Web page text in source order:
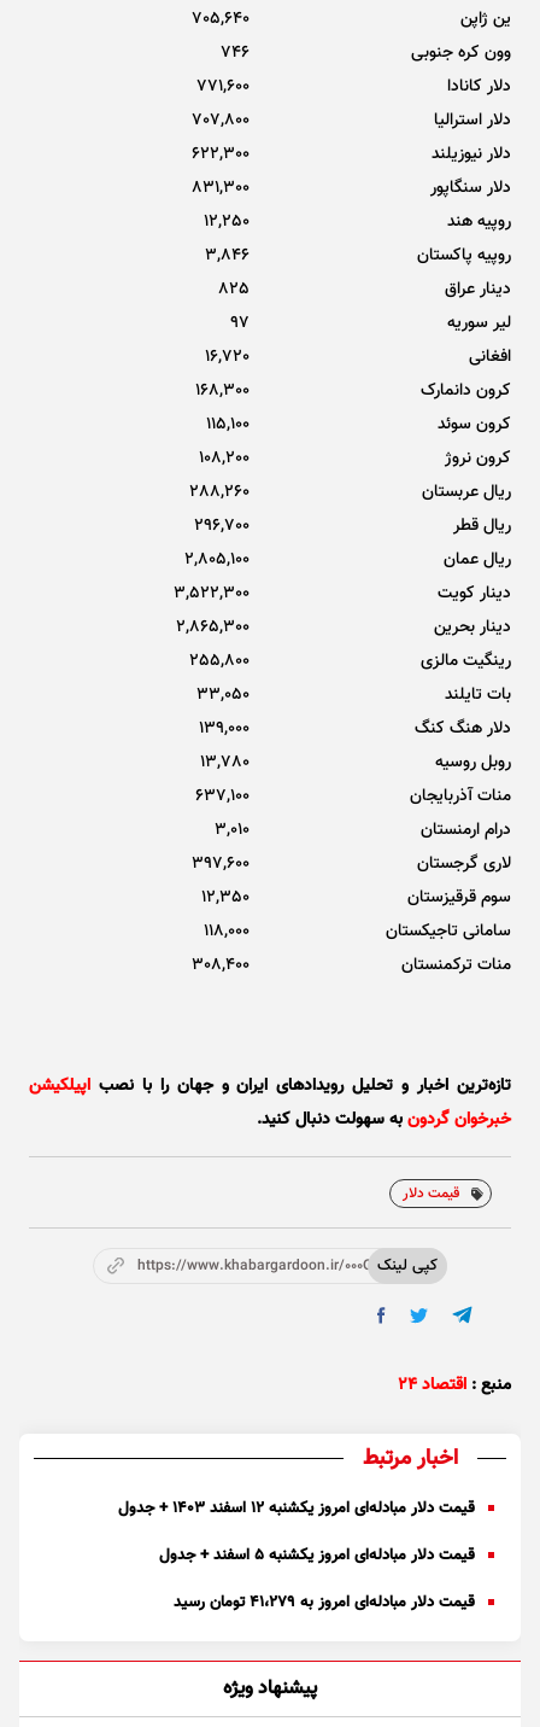
ین ژاپن
705,640
وون کره جنوبی
746
دلار کانادا
771,600
دلار استرالیا
707,800
دلار نیوزیلند
622,300
دلار سنگاپور
831,300
روپیه هند
12,250
روپیه پاکستان
3,846
دینار عراق
825
لیر سوریه
97
افغانی
16,720
کرون دانمارک
168,300
کرون سوئد
115,100
کرون نروژ
108,200
ریال عربستان
288,260
ریال قطر
296,700
ریال عمان
2,805,100
دینار کویت
3,522,300
دینار بحرین
2,865,300
رینگیت مالزی
255,800
بات تایلند
33,050
دلار هنگ کنگ
139,000
روبل روسیه
13,780
منات آذربایجان
637,100
درام ارمنستان
3,010
لاری گرجستان
397,600
سوم قرقیزستان
12,350
سامانی تاجیکستان
118,000
منات ترکمنستان
308,400
تازه‌ترین اخبار و تحلیل‌ رویدادهای ایران و جهان را با نصب اپیلکیشن
خبرخوان گردونبه سهولت دنبال کنید.
قیمت دلار
کپی لینکhttps://www.khabargardoon.ir/000OXS
منبع : اقتصاد ۲۴
اخبار مرتبط
قیمت دلار مبادله‌ای امروز یکشنبه ۱۲ اسفند ۱۴۰۳ + جدول
قیمت دلار مبادله‌ای امروز یکشنبه ۵ اسفند + جدول
قیمت دلار مبادله‌ای امروز به ۴۱،۲۷۹ تومان رسید
پیشنهاد ویژه